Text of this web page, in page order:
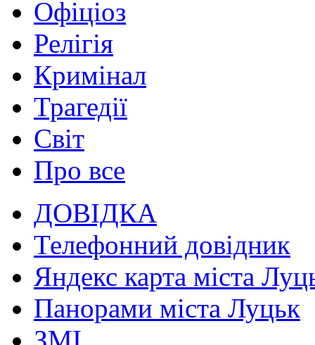
Офіціоз
Релігія
Кримінал
Трагедії
Світ
Про все
ДОВІДКА
Телефонний довідник
Яндекс карта міста
Панорами міста Луцьк